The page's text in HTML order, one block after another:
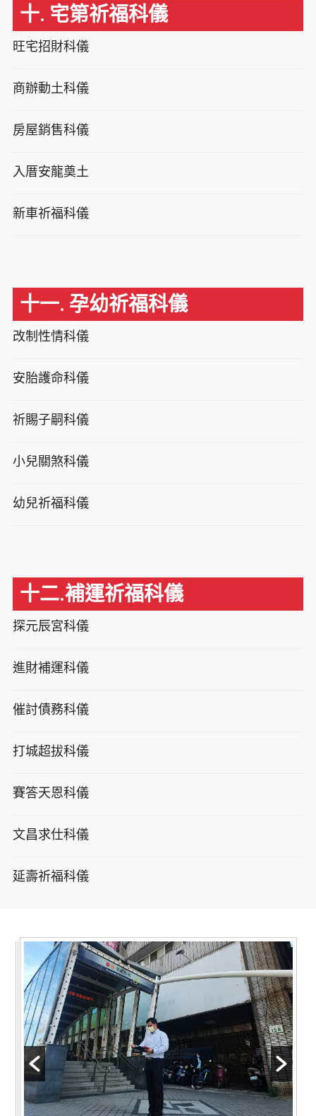
十. 宅第祈福科儀
旺宅招財科儀
商辦動土科儀
房屋銷售科儀
入厝安龍奠土
新車祈福科儀
十一. 孕幼祈福科儀
改制性情科儀
安胎護命科儀
祈賜子嗣科儀
小兒關煞科儀
幼兒祈福科儀
十二.補運祈福科儀
探元辰宮科儀
進財補運科儀
催討債務科儀
打城超拔科儀
賽答天恩科儀
文昌求仕科儀
延壽祈福科儀